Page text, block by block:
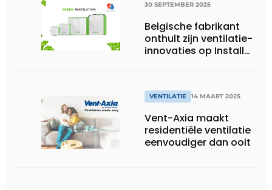
30 SEPTEMBER 2025
Belgische fabrikant
onthult zijn ventilatie-
innovaties op Install
VENTILATIE 14 MAART 2025
Vent-Axia maakt
residentiële ventilatie
eenvoudiger dan ooit